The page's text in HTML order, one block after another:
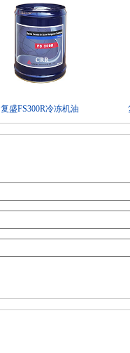
复盛FS300R冷冻机油